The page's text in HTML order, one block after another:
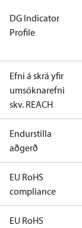
DG Indicator
Profile
Efni á skrá yfir
umsóknarefni
skv. REACH
Endurstilla
aðgerð
EU RoHS
compliance
EU RoHS